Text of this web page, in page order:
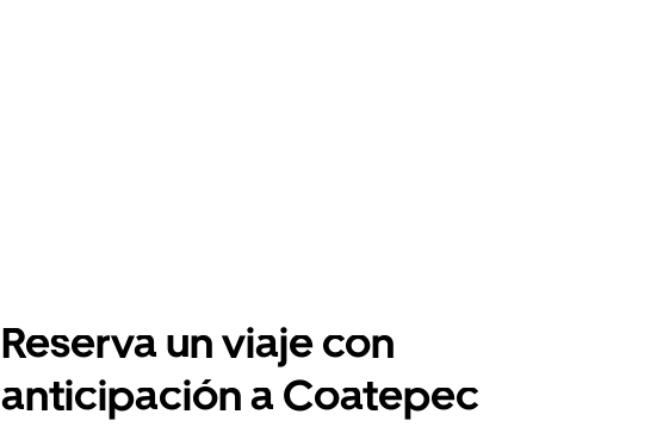
Reserva un viaje con
anticipación a Coatepec